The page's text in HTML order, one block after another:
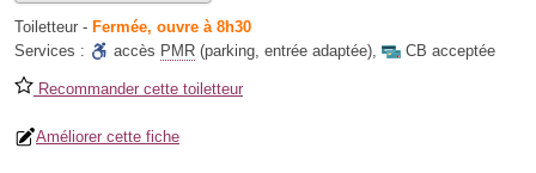
Toiletteur - Fermée, ouvre à 8h30
Services :
accès PMR (parking, entrée adaptée), CB acceptée
Recommander cette toiletteur
Améliorer cette fiche